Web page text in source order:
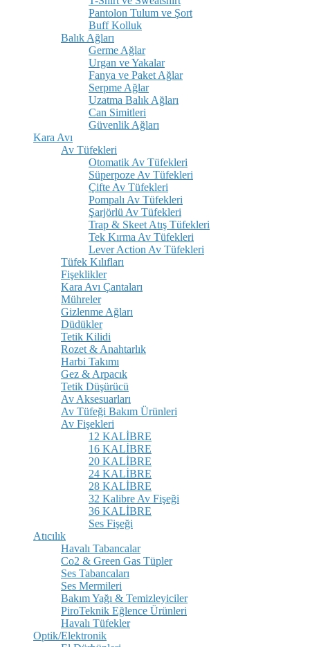
Pantolon Tulum ve Şort
Buff Kolluk
Balık Ağları
Germe Ağlar
Urgan ve Yakalar
Fanya ve Paket Ağlar
Serpme Ağlar
Uzatma Balık Ağları
Can Simitleri
Güvenlik Ağları
Kara Avı
Av Tüfekleri
Otomatik Av Tüfekleri
Süperpoze Av Tüfekleri
Çifte Av Tüfekleri
Pompalı Av Tüfekleri
Şarjörlü Av Tüfekleri
Trap & Skeet Atış Tüfekleri
Tek Kırma Av Tüfekleri
Lever Action Av Tüfekleri
Tüfek Kılıfları
Fişeklikler
Kara Avı Çantaları
Mühreler
Gizlenme Ağları
Düdükler
Tetik Kilidi
Rozet & Anahtarlık
Harbi Takımı
Gez & Arpacık
Tetik Düşürücü
Av Aksesuarları
Av Tüfeği Bakım Ürünleri
Av Fişekleri
12 KALİBRE
16 KALİBRE
20 KALİBRE
24 KALİBRE
28 KALİBRE
32 Kalibre Av Fişeği
36 KALİBRE
Ses Fişeği
Atıcılık
Havalı Tabancalar
Co2 & Green Gas Tüpler
Ses Tabancaları
Ses Mermileri
Bakım Yağı & Temizleyiciler
PiroTeknik Eğlence Ürünleri
Havalı Tüfekler
Optik/Elektronik